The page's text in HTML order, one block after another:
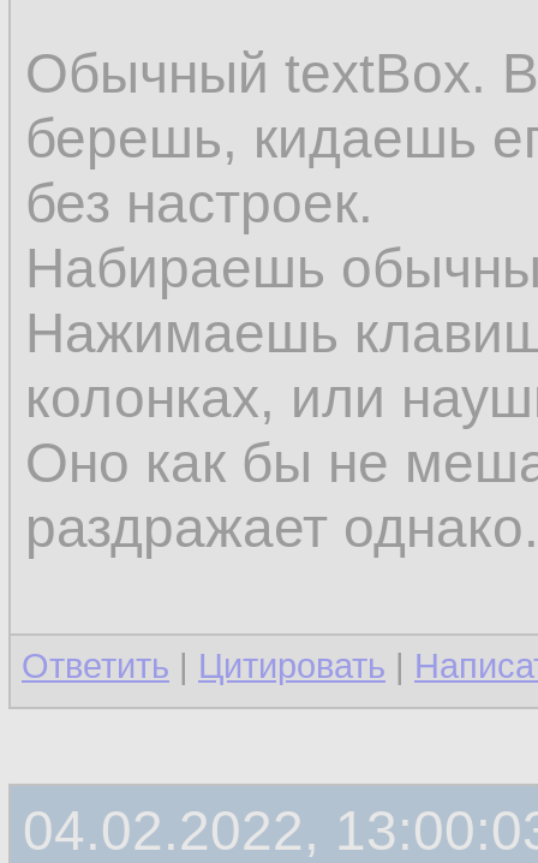
Обычный textBox.
берешь, кидаешь
без настроек.
Набираешь
Нажимаешь
колонках, или
Оно как бы не
раздражает однако.
Ответить | Цитировать |
04.02.2022,